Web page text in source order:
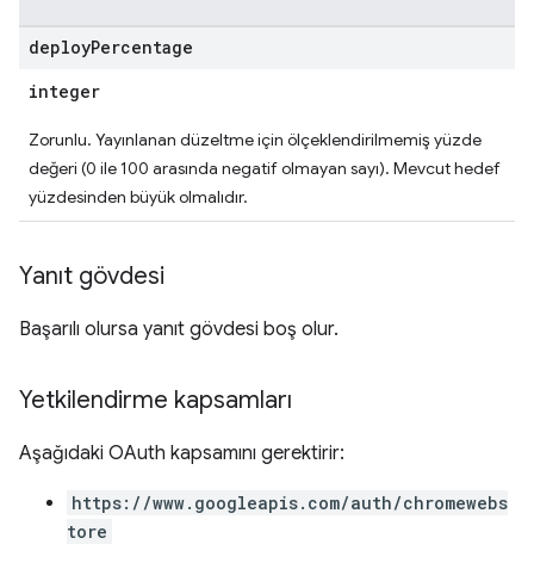
deployPercentage
integer
Zorunlu. Yayınlanan düzeltme için ölçeklendirilmemiş yüzde
değeri (0 ile 100 arasında negatif olmayan sayı). Mevcut hedef
yüzdesinden büyük olmalıdır.
Yanıt gövdesi
Başarılı olursa yanıt gövdesi boş olur.
Yetkilendirme kapsamları
Aşağıdaki OAuth kapsamını gerektirir:
https://www.googleapis.com/auth/chromewebs
tore